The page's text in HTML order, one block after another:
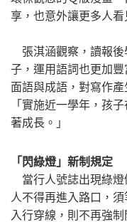
享，也意外讓更多人看
張淇涵觀察，讀報後
子，運用語詞也更加
面語與成語，對寫作
「實施近一學年，孩
著成長。」
「閃綠燈」新制規定
當行人號誌出現綠燈
人不得再進入路口，
入行穿線，則不再強制